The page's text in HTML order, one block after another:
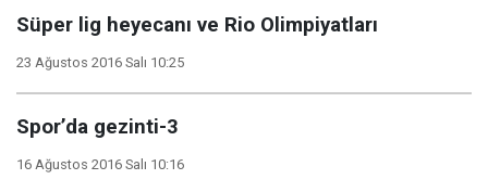
Süper lig heyecanı ve Rio Olimpiyatları
23 Ağustos 2016 Salı 10:25
Spor’da gezinti-3
16 Ağustos 2016 Salı 10:16